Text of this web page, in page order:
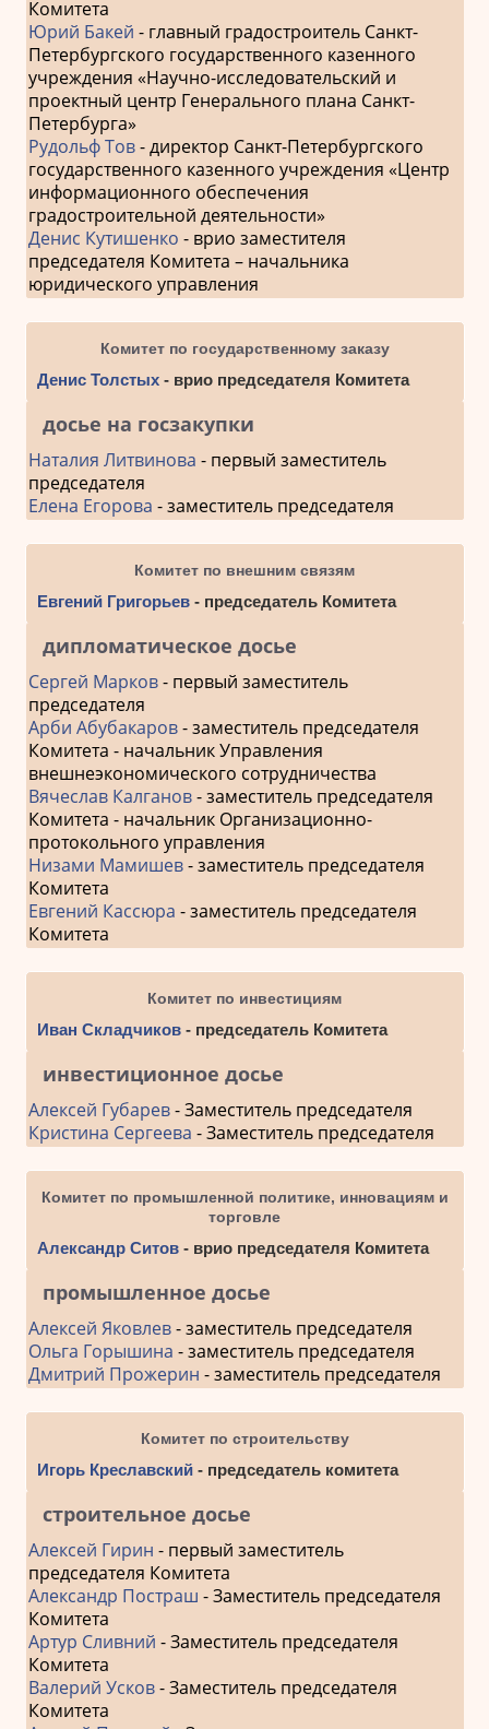
Комитета
Юрий Бакей - главный градостроитель Санкт-
Петербургского государственного казенного
учреждения «Научно-исследовательский и
проектный центр Генерального плана Санкт-
Петербурга»
Рудольф Тов- директор Санкт-Петербургского
государственного казенного учреждения «Центр
информационного обеспечения
градостроительной деятельности»
Денис Кутишенко - врио заместителя
председателя Комитета – начальника
юридического управления
Комитет по государственному заказу
Денис Толстых- врио председателя Комитета
досье на госзакупки
Наталия Литвинова - первый заместитель
председателя
Елена Егорова - заместитель председателя
Комитет по внешним связям
Евгений Григорьев- председатель Комитета
дипломатическое досье
Сергей Марков- первый заместитель
председателя
Арби Абубакаров- заместитель председателя
Комитета - начальник Управления
внешнеэкономического сотрудничества
Вячеслав Калганов- заместитель председателя
Комитета - начальник Организационно-
протокольного управления
Низами Мамишев- заместитель председателя
Комитета
Евгений Кассюра - заместитель председателя
Комитета
Комитет по инвестициям
Иван Складчиков- председатель Комитета
инвестиционное досье
Алексей Губарев- Заместитель председателя
Кристина Сергеева - Заместитель председателя
Комитет по промышленной политике, инновациям и
торговле
Александр Ситов- врио председателя Комитета
промышленное досье
Алексей Яковлев- заместитель председателя
Ольга Горышина - заместитель председателя
Дмитрий Прожерин - заместитель председателя
Комитет по строительству
Игорь Креславский - председатель комитета
строительное досье
Алексей Гирин - первый заместитель
председателя Комитета
Александр Постраш - Заместитель председателя
Комитета
Артур Сливний - Заместитель председателя
Комитета
Валерий Усков- Заместитель председателя
Комитета